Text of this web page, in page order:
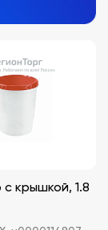
крышкой, 1.8